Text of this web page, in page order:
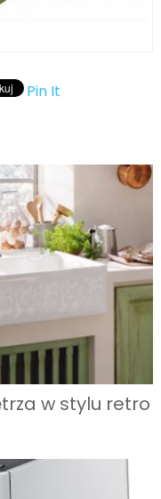
Pin It
w stylu retro